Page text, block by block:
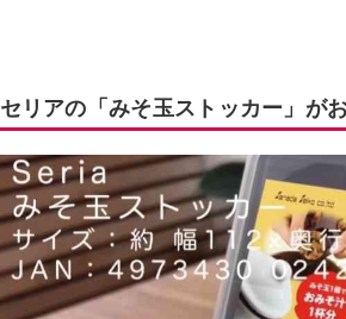
セリアの「みそ玉ストッカー」が